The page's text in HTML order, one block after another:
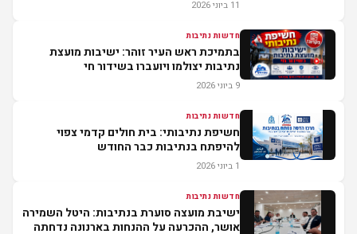
11 ביוני 2026
חדשות נתיבות
בתמיכת ראש העיר זוהר: ישיבות מועצת
נתיבות יצולמו ויועברו בשידור חי
9 ביוני 2026
חדשות נתיבות
חשיפת נתיבותי: בית חולים קדמי צפוי
להיפתח בנתיבות כבר החודש
1 ביוני 2026
חדשות נתיבות
ישיבת מועצה סוערת בנתיבות: היטל השמירה
אושר, ההכרעה על ההנחות בארנונה נדחתה